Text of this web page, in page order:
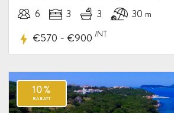
6 3 3 30 m
€570 - €900 /NT